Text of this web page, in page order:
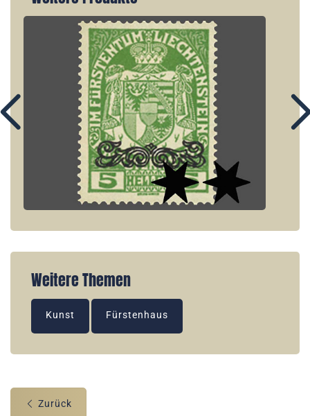
Weitere Themen
Kunst Fürstenhaus
Zurück